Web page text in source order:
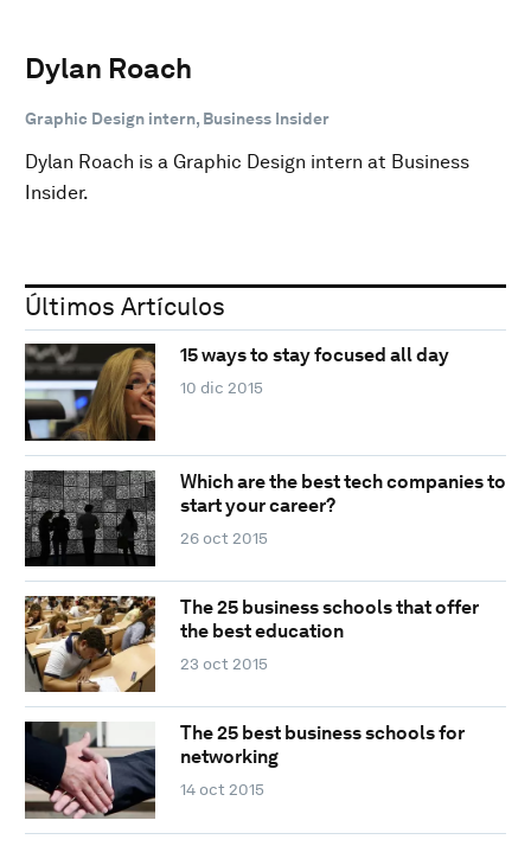
Dylan Roach
Graphic Design intern, Business Insider
Dylan Roach is a Graphic Design intern at Business
Insider.
Últimos Artículos
15 ways to stay focused all day
10 dic 2015
Which are the best tech companies to
start your career?
26 oct 2015
The 25 business schools that offer
the best education
23 oct 2015
The 25 best business schools for
networking
14 oct 2015